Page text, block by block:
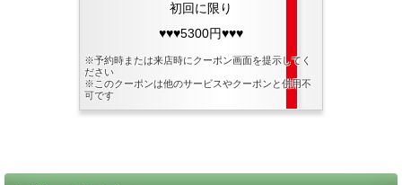
初回に限り
♥♥♥5300円♥♥♥
※予約時または来店時にクーポン画面を提示してく
ださい
※このクーポンは他のサービスやクーポンと併用不
可です